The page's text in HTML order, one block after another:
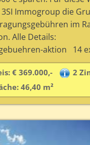
Immogroup die
im
Alle Details:
aktion 14
€ 369.000,-
2
46,40 m²